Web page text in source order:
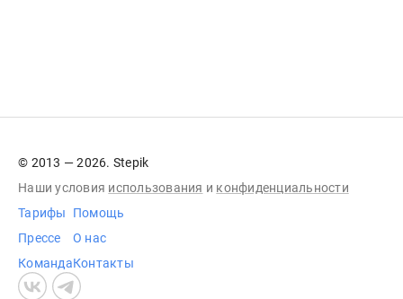
© 2013 — 2026. Stepik
Наши условия использования и конфиденциальности
Тарифы
Прессе
Команда
Помощь
О нас
Контакты